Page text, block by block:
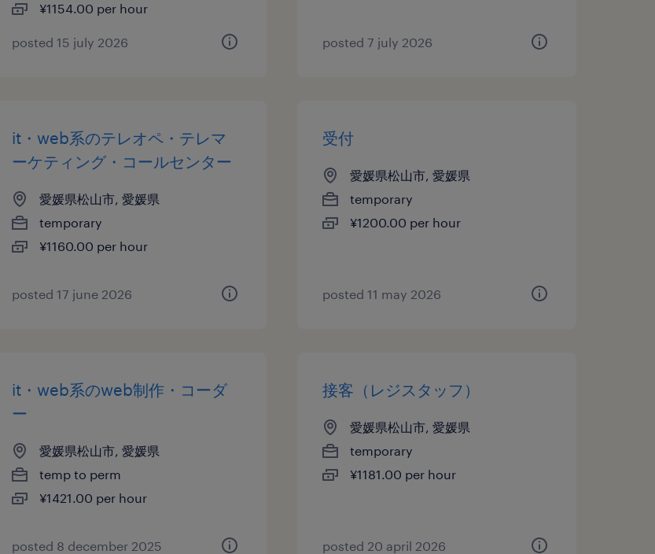
¥1154.00 per hour
posted 15 july 2026 posted 7 july 2026
it・web系のテレオペ・テレマ
ーケティング・コールセンター
愛媛県松山市, 愛媛県
temporary
¥1160.00 per hour
posted 17 june 2026
受付
愛媛県松山市, 愛媛県
temporary
¥1200.00 per hour
posted 11 may 2026
it・web系のweb制作・コーダ
ー
愛媛県松山市, 愛媛県
temp to perm
¥1421.00 per hour
posted 8 december 2025
接客（レジスタッフ）
愛媛県松山市, 愛媛県
temporary
¥1181.00 per hour
posted 20 april 2026